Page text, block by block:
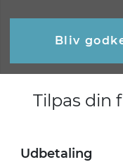
Bliv
Tilpas din
Udbetaling